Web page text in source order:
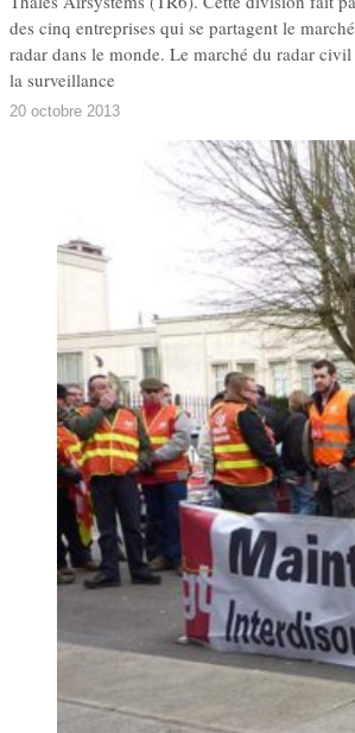
des cinq entreprises qui se partagent le
radar dans le monde. Le marché du radar
la surveillance
20 octobre 2013